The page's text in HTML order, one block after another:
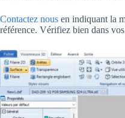
Contactez nous en indiquant la
référence. Vérifiez bien dans